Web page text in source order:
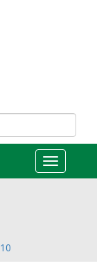
Toggle
navigation